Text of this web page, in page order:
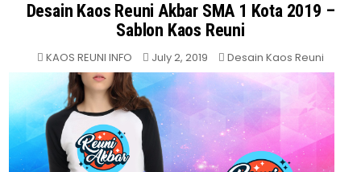
Desain Kaos Reuni Akbar SMA 1 Kota 2019 –
Sablon Kaos Reuni
KAOS REUNI INFO July 2, 2019 Posted
Desain Kaos Reuni